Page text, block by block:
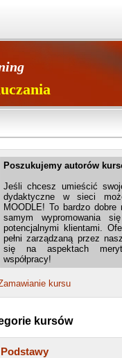
Poszukujemy autorów
Jeśli chcesz umieścić
dydaktyczne w sieci
MOODLE! To bardzo
samym wypromowania
potencjalnymi klientami.
pełni zarządzaną przez
się na aspektach
współpracy!
kursu
kursów
Podstawy